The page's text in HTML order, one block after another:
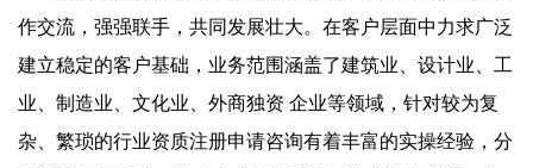
作交流，强强联手，共同发展壮大。在客户层面中力求广泛
建立稳定的客户基础，业务范围涵盖了建筑业、设计业、工
业、制造业、文化业、外商独资 企业等领域，针对较为复
杂、繁琐的行业资质注册申请咨询有着丰富的实操经验，分